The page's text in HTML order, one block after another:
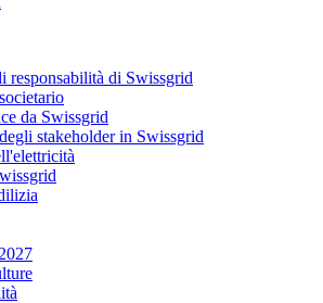
responsabilità di Swissgrid
da Swissgrid
stakeholder in Swissgrid